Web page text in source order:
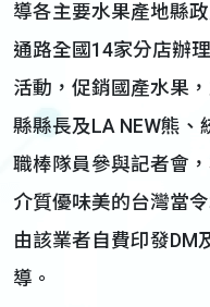
導各主要水果產地縣
通路全國14家分店辦
活動，促銷國產水果
縣縣長及LA NEW熊
職棒隊員參與記者會
介質優味美的台灣當
由該業者自費印發DM
導。